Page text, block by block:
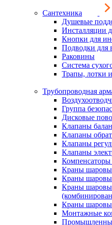
Сантехника
Душевые
Инсталляции
Кнопки для
Подводки для
Раковины
Система
Трапы, лотки
Трубопроводная
Группа
Дисковые
Клапаны
Клапаны
Клапаны
Клапаны
Компенсаторы
Краны
Краны
Краны
Краны
Монтажные